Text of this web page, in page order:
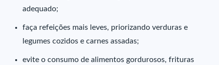
adequado;
faça refeições mais leves, priorizando verduras e
legumes cozidos e carnes assadas;
evite o consumo de alimentos gordurosos, frituras